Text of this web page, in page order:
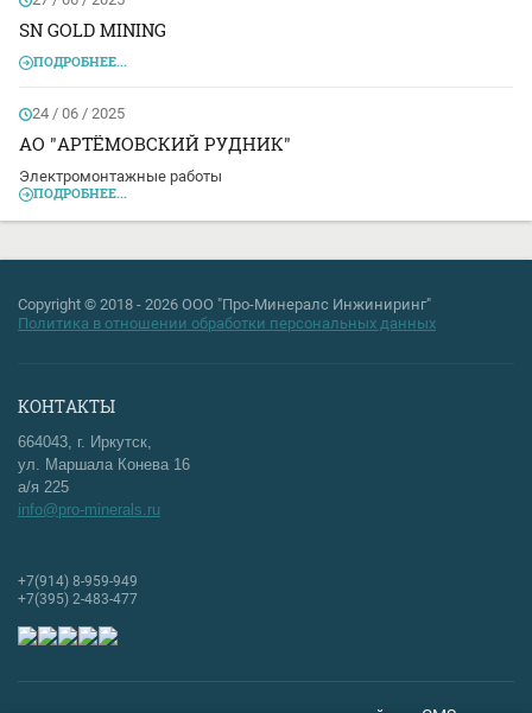
SN GOLD MINING
ПОДРОБНЕЕ...
24 / 06 / 2025
АО "АРТЁМОВСКИЙ РУДНИК"
Электромонтажные работы
ПОДРОБНЕЕ...
Copyright © 2018 - 2026 ООО "Про-Минералс Инжиниринг"
Политика в отношении обработки персональных данных
КОНТАКТЫ
664043, г. Иркутск,
ул. Маршала Конева 16
а/я 225
info@pro-minerals.ru
+7(914) 8-959-949
+7(395) 2-483-477